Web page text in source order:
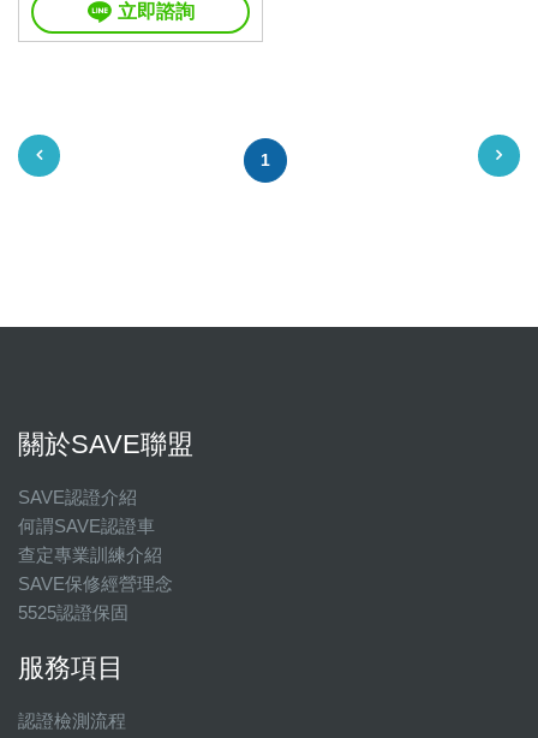
立即諮詢
1
關於SAVE聯盟
SAVE認證介紹
何謂SAVE認證車
查定專業訓練介紹
SAVE保修經營理念
5525認證保固
服務項目
認證檢測流程